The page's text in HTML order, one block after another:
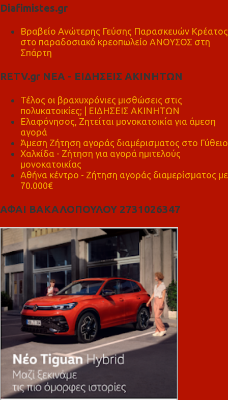
Diafimistes.gr
Βραβείο Ανώτερης Γεύσης Παρασκευών Κρέατος
στο παραδοσιακό κρεοπωλείο ΑΝΟΥΣΟΣ στη
Σπάρτη
RETV.gr ΝΕΑ - ΕΙΔΗΣΕΙΣ ΑΚΙΝΗΤΩΝ
Τέλος οι βραχυχρόνιες μισθώσεις στις
πολυκατοικίες; | ΕΙΔΗΣΕΙΣ ΑΚΙΝΗΤΩΝ
Ελαφόνησος, Ζητείται μονοκατοικία για άμεση
αγορά
Άμεση Ζήτηση αγοράς διαμέρισματος στο Γύθειο
Χαλκίδα - Ζήτηση για αγορά ημιτελούς
μονοκατοικίας
Αθήνα κέντρο - Ζήτηση αγοράς διαμερίσματος με
70.000€
ΑΦΑΙ ΒΑΚΑΛΟΠΟΥΛΟΥ 2731026347